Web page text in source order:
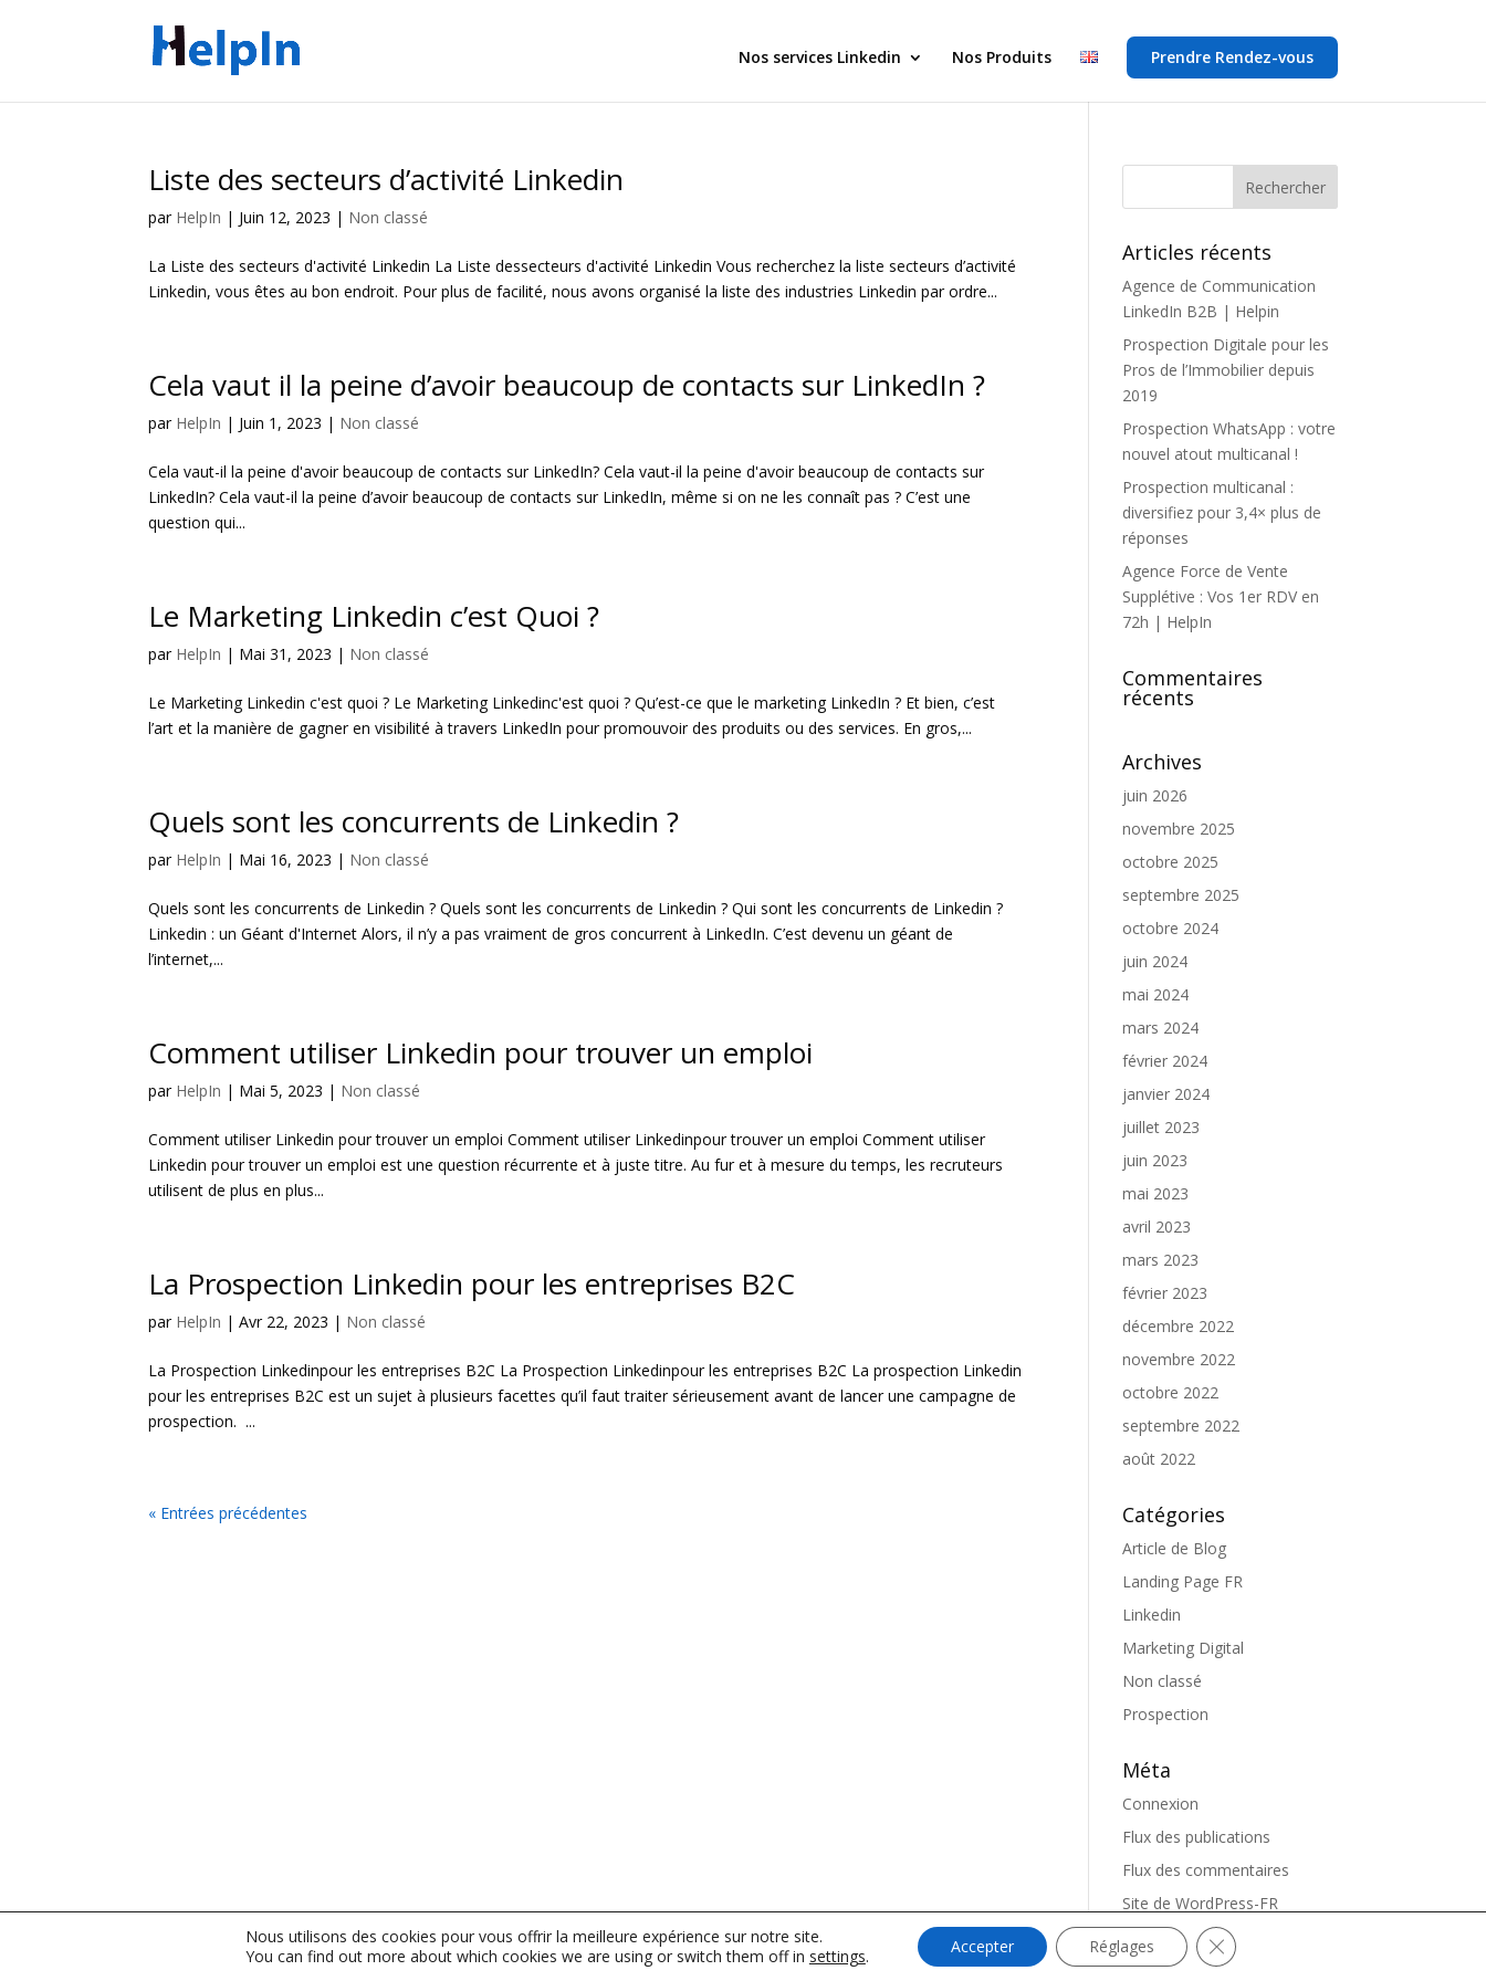
Nos services Linkedin Nos Produits Prendre Rendez-vous
Liste des secteurs d’activité Linkedin
par HelpIn | Juin 12, 2023 | Non classé
La Liste des secteurs d'activité Linkedin La Liste dessecteurs d'activité Linkedin Vous recherchez la liste secteurs d’activité
Linkedin, vous êtes au bon endroit. Pour plus de facilité, nous avons organisé la liste des industries Linkedin par ordre...
Cela vaut il la peine d’avoir beaucoup de contacts sur LinkedIn ?
par HelpIn | Juin 1, 2023 | Non classé
Cela vaut-il la peine d'avoir beaucoup de contacts sur LinkedIn? Cela vaut-il la peine d'avoir beaucoup de contacts sur
LinkedIn? Cela vaut-il la peine d’avoir beaucoup de contacts sur LinkedIn, même si on ne les connaît pas ? C’est une
question qui...
Le Marketing Linkedin c’est Quoi ?
par HelpIn | Mai 31, 2023 | Non classé
Le Marketing Linkedin c'est quoi ? Le Marketing Linkedinc'est quoi ? Qu’est-ce que le marketing LinkedIn ? Et bien, c’est
l’art et la manière de gagner en visibilité à travers LinkedIn pour promouvoir des produits ou des services. En gros,...
Quels sont les concurrents de Linkedin ?
par HelpIn | Mai 16, 2023 | Non classé
Quels sont les concurrents de Linkedin ? Quels sont les concurrents de Linkedin ? Qui sont les concurrents de Linkedin ?
Linkedin : un Géant d'Internet Alors, il n’y a pas vraiment de gros concurrent à LinkedIn. C’est devenu un géant de
l’internet,...
Comment utiliser Linkedin pour trouver un emploi
par HelpIn | Mai 5, 2023 | Non classé
Comment utiliser Linkedin pour trouver un emploi Comment utiliser Linkedinpour trouver un emploi Comment utiliser
Linkedin pour trouver un emploi est une question récurrente et à juste titre. Au fur et à mesure du temps, les recruteurs
utilisent de plus en plus...
La Prospection Linkedin pour les entreprises B2C
par HelpIn |Avr 22, 2023 | Non classé
La Prospection Linkedinpour les entreprises B2C La Prospection Linkedinpour les entreprises B2C La prospection Linkedin
pour les entreprises B2C est un sujet à plusieurs facettes qu’il faut traiter sérieusement avant de lancer une campagne de
prospection. ...
« Entrées précédentes
Articles récents
Agence de Communication
LinkedIn B2B | Helpin
Prospection Digitale pour les
Pros de l’Immobilier depuis
2019
Prospection WhatsApp : votre
nouvel atout multicanal !
Prospection multicanal :
diversifiez pour 3,4× plus de
réponses
Agence Force de Vente
Supplétive : Vos 1er RDV en
72h | HelpIn
Commentaires
récents
Archives
juin 2026
novembre 2025
octobre 2025
septembre 2025
octobre 2024
juin 2024
mai 2024
mars 2024
février 2024
janvier 2024
juillet 2023
juin 2023
mai 2023
avril 2023
mars 2023
février 2023
décembre 2022
novembre 2022
octobre 2022
septembre 2022
août 2022
Catégories
Article de Blog
Landing Page FR
Linkedin
Marketing Digital
Non classé
Prospection
Méta
Connexion
Flux des publications
Flux des commentaires
Site de WordPress-FR
Nous utilisons des cookies pour vous offrir la meilleure expérience sur notre site.
You can find out more about which cookies we are using or switch them off in settings. Accepter Réglages Fermer la bannière des cookies